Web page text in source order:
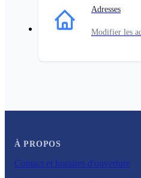
Adresses
Modifier les
À PROPOS
Contact et horaires d'ouverture